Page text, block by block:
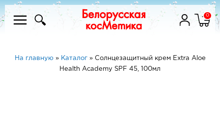
0
На главную» Каталог» Солнцезащитный крем Extra Aloe
Health Academy SPF 45, 100мл